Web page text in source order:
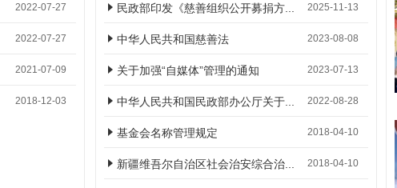
2022-07-27
2022-07-27
2021-07-09
2018-12-03
民政部印发《慈善组织公开募捐方... 2025-11-13
中华人民共和国慈善法 2023-08-08
关于加强“自媒体”管理的通知 2023-07-13
中华人民共和国民政部办公厅关于... 2022-08-28
基金会名称管理规定 2018-04-10
新疆维吾尔自治区社会治安综合治... 2018-04-10